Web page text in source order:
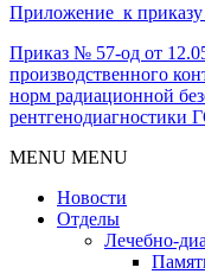
Приложение к
Приказ № 57-од от
производственного
норм радиационной
MENU MENU
Новости
Отделы
Лечебно-